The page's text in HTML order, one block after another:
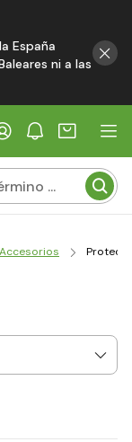
España
ni a las
Accesorios